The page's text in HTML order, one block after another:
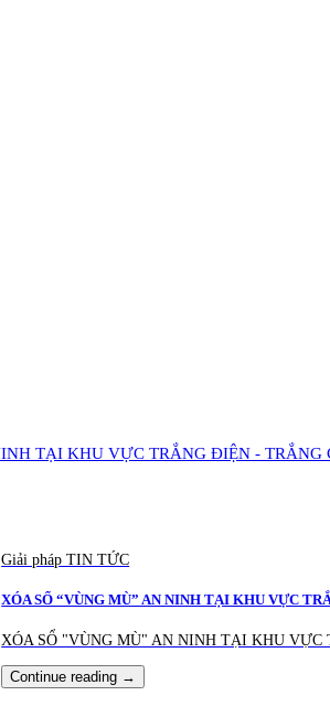
Giải pháp TIN TỨC
XÓA SỔ “VÙNG MÙ” AN NINH TẠI KHU VỰC
XÓA SỔ "VÙNG MÙ" AN NINH TẠI KHU VỰC
Continue reading →